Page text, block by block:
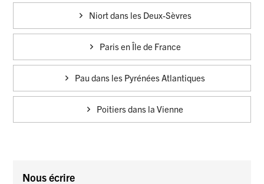
Niort dans les Deux-Sèvres
Paris en Île de France
Pau dans les Pyrénées Atlantiques
Poitiers dans la Vienne
Nous écrire